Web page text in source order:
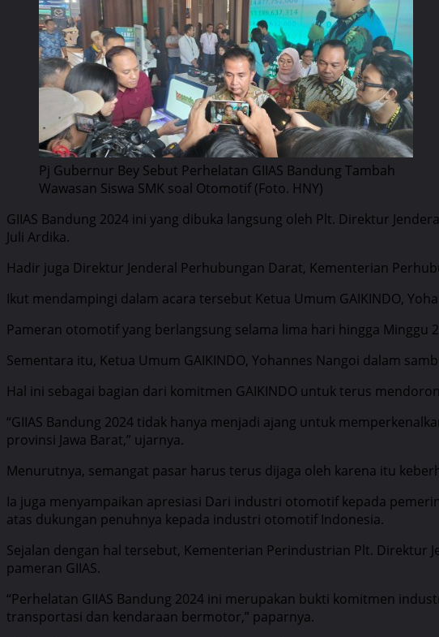
Pj Gubernur Bey Sebut Perhelatan GIIAS Bandung Tambah
Wawasan Siswa SMK soal Otomotif (Foto. HNY)
GIIAS Bandung 2024 ini yang dibuka langsung oleh Plt. Direktur
Juli Ardika.
Hadir juga Direktur Jenderal Perhubungan Darat, Kementerian
Ikut mendampingi dalam acara tersebut Ketua Umum GAIKINDO,
Pameran otomotif yang berlangsung selama lima hari hingga
Sementara itu, Ketua Umum GAIKINDO, Yohannes Nangoi dalam
Hal ini sebagai bagian dari komitmen GAIKINDO untuk terus
“GIIAS Bandung 2024 tidak hanya menjadi ajang untuk
provinsi Jawa Barat,” ujarnya.
Menurutnya, semangat pasar harus terus dijaga oleh karena itu
Ia juga menyampaikan apresiasi Dari industri otomotif kepada
atas dukungan penuhnya kepada industri otomotif Indonesia.
Sejalan dengan hal tersebut, Kementerian Perindustrian Plt. Direktur
pameran GIIAS.
“Perhelatan GIIAS Bandung 2024 ini merupakan bukti komitmen
transportasi dan kendaraan bermotor,” paparnya.